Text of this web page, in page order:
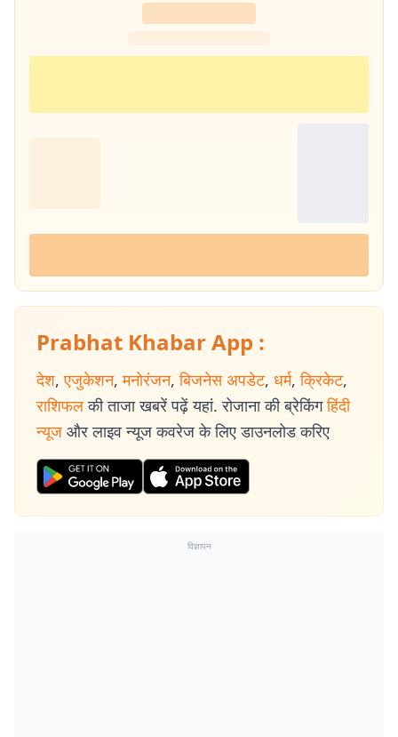
प्रभात खबर से जुड़ने के बाद कई बड़े चुनाव कवर करने का अनुभव मिला. 2014,
और राजनीतिक हलचल को करीब से समझना रिपोर्टिंग की खास पहचान रही है. 📩
Prabhat Khabar App :
देश, एजुकेशन, मनोरंजन, बिजनेस अपडेट, धर्म, क्रिकेट,
राशिफल की ताजा खबरें पढ़ें यहां. रोजाना की ब्रेकिंग हिंदी
न्यूज और लाइव न्यूज कवरेज के लिए डाउनलोड करिए
विज्ञापन